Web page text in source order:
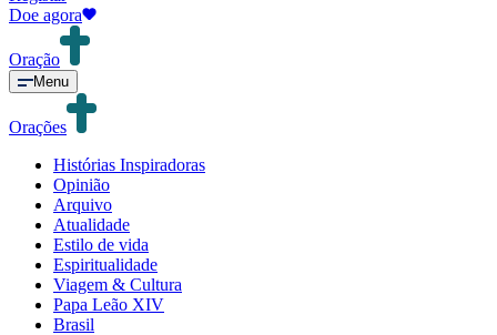
Doe agora
Oração
Menu
Orações
Histórias Inspiradoras
Opinião
Arquivo
Atualidade
Estilo de vida
Espiritualidade
Viagem & Cultura
Papa Leão XIV
Brasil